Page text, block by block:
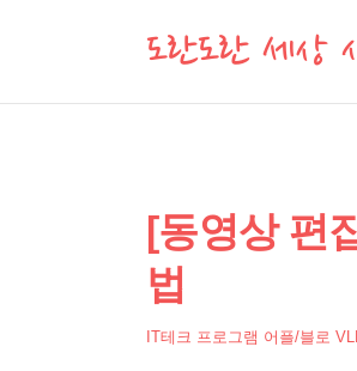
도란도란 세상
상
세
컨
츠
본
문
제
목
[동영상 편
법
IT테크 프로그램 어플/블로